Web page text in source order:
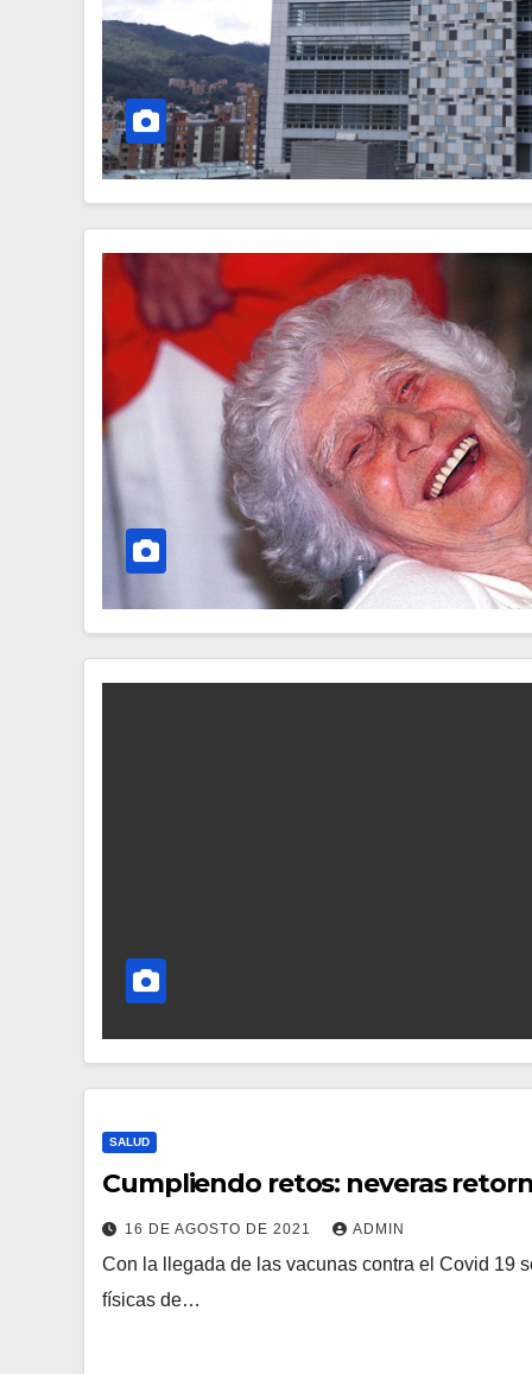
SALUD
Cumpliendo retos: neveras
16 DE AGOSTO DE 2021 ADMIN
Con la llegada de las vacunas contra el Covid 19
físicas de…